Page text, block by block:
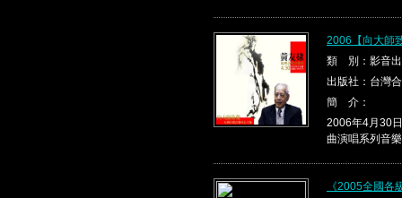
2006【向大師
類 別：影音
出版社：台灣
簡 介：
2006年4月30
曲演唱系列音
《2005全國各